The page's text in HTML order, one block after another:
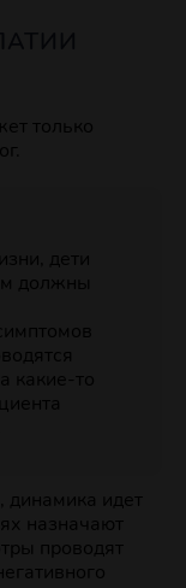
только
дети
должны
какие-то
динамика идет
назначают
проводят